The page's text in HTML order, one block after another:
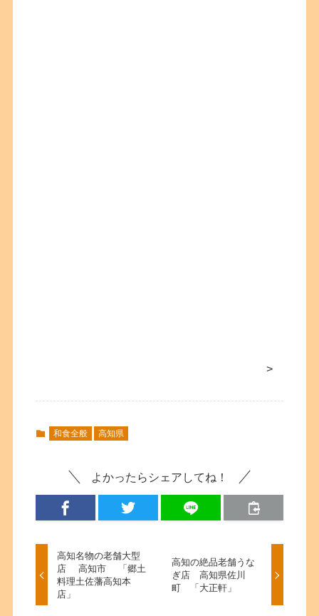
>
和食全般 高知県
よかったらシェアしてね！
高知名物の老舗大型
店 高知市 「郷土
料理土佐藩高知本
店」
高知の絶品老舗うな
ぎ店 高知県佐川
町 「大正軒」